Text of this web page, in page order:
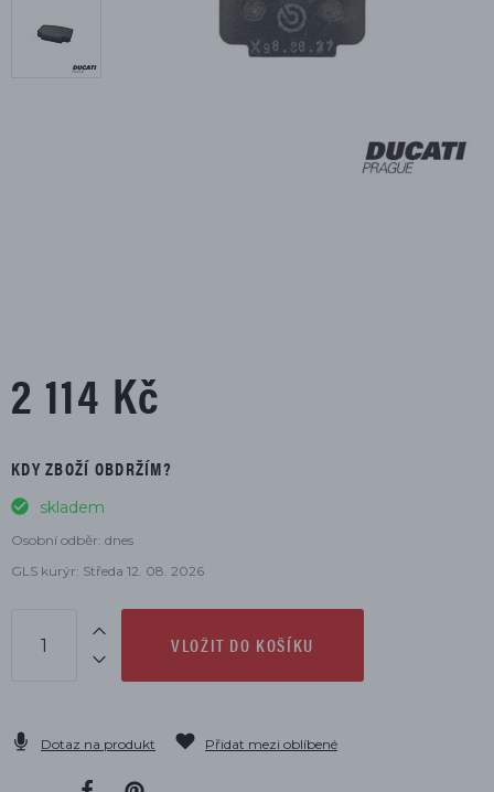
2 114 Kč
KDY ZBOŽÍ OBDRŽÍM?
skladem
Osobní odběr: dnes
GLS kurýr: Středa 12. 08. 2026
VLOŽIT DO KOŠÍKU
Dotaz na produkt Přidat mezi oblíbené